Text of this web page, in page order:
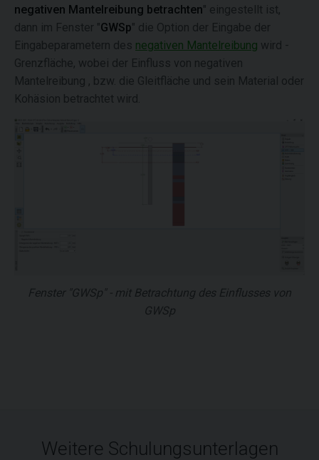
negativen Mantelreibung betrachten" eingestellt ist,
dann im Fenster "GWSp" die Option der Eingabe der
Eingabeparametern des negativen Mantelreibung wird -
Grenzfläche, wobei der Einfluss von negativen
Mantelreibung , bzw. die Gleitfläche und sein Material oder
Kohäsion betrachtet wird.
Fenster "GWSp" - mit Betrachtung des Einflusses von
GWSp
Weitere Schulungsunterlagen